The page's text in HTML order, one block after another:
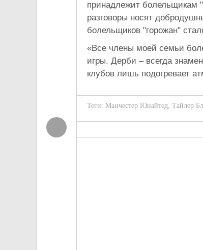
принадлежит болельщикам
разговоры носят
болельщиков "горожан"
«Все члены моей семьи
игры. Дерби – всегда
клубов лишь подогревает
Теги: Манчестер Юнайтед, Тайлер